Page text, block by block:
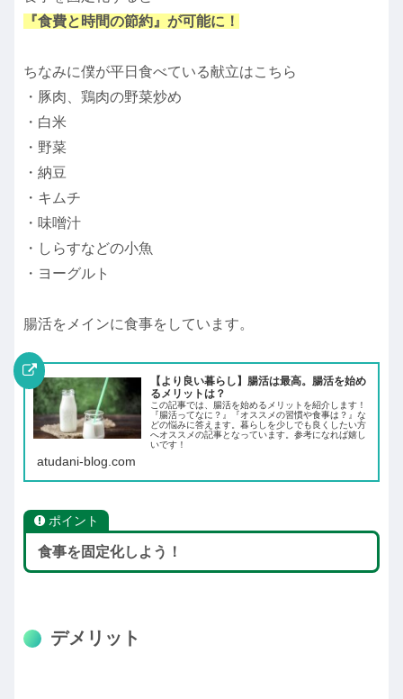
『食費と時間の節約』が可能に！
ちなみに僕が平日食べている献立はこちら
・豚肉、鶏肉の野菜炒め
・白米
・野菜
・納豆
・キムチ
・味噌汁
・しらすなどの小魚
・ヨーグルト
腸活をメインに食事をしています。
【より良い暮らし】腸活は最高。腸活を始め
るメリットは？
この記事では、腸活を始めるメリットを紹介します！
『腸活ってなに？』『オススメの習慣や食事は？』な
どの悩みに答えます。暮らしを少しでも良くしたい方
へオススメの記事となっています。参考になれば嬉し
いです！
atudani-blog.com
ポイント
食事を固定化しよう！
デメリット